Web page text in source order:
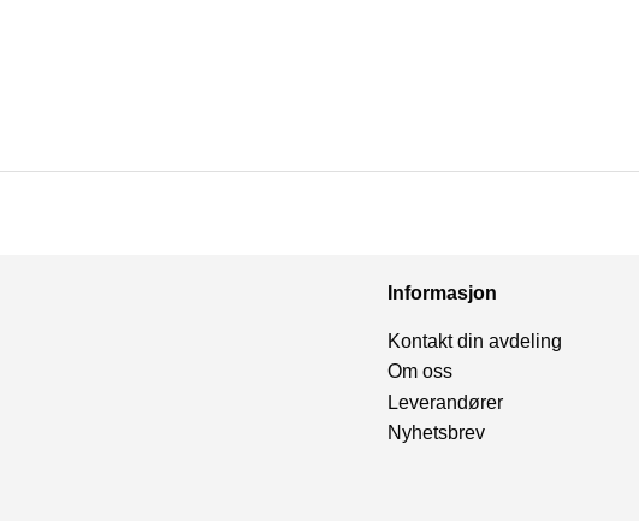
Informasjon
Kontakt din avdeling
Om oss
Leverandører
Nyhetsbrev